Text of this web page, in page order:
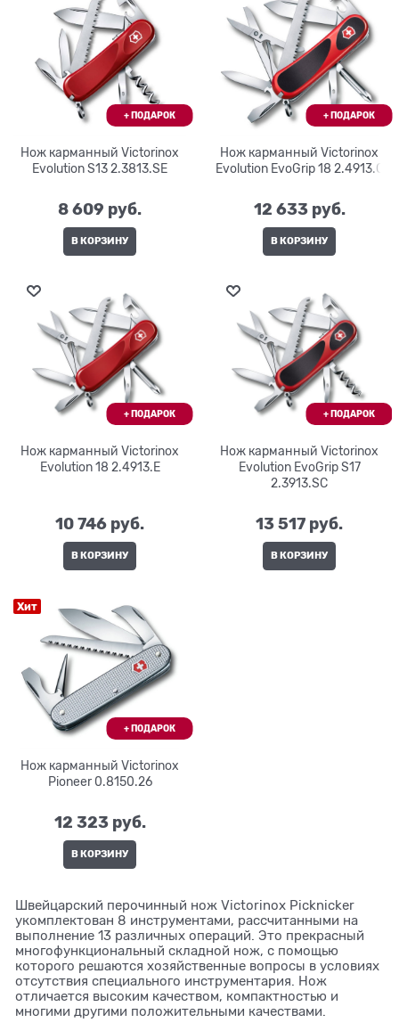
Нож карманный Victorinox
Evolution S13 2.3813.SE
8 609 руб.
В КОРЗИНУ
Нож карманный Victorinox
Evolution EvoGrip 18 2.4913.C
12 633 руб.
В КОРЗИНУ
Нож карманный Victorinox
Evolution 18 2.4913.E
10 746 руб.
В КОРЗИНУ
Нож карманный Victorinox
Evolution EvoGrip S17
2.3913.SC
13 517 руб.
В КОРЗИНУ
Хит
Нож карманный Victorinox
Pioneer 0.8150.26
12 323 руб.
В КОРЗИНУ
Швейцарский перочинный нож Victorinox Picknicker
укомплектован 8 инструментами, рассчитанными на
выполнение 13 различных операций. Это прекрасный
многофункциональный складной нож, с помощью
которого решаются хозяйственные вопросы в условиях
отсутствия специального инструментария. Нож
отличается высоким качеством, компактностью и
многими другими положительными качествами.